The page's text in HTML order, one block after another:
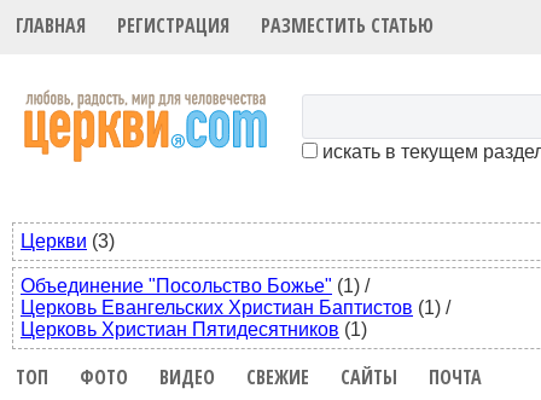
ГЛАВНАЯ РЕГИСТРАЦИЯ РАЗМЕСТИТЬ СТАТЬЮ
искать в текущем
Церкви (3)
Объединение "Посольство Божье" (1) /
Церковь Евангельских Христиан Баптистов (1) /
Церковь Христиан Пятидесятников (1)
ТОП ФОТО ВИДЕО СВЕЖИЕ САЙТЫ ПОЧТА